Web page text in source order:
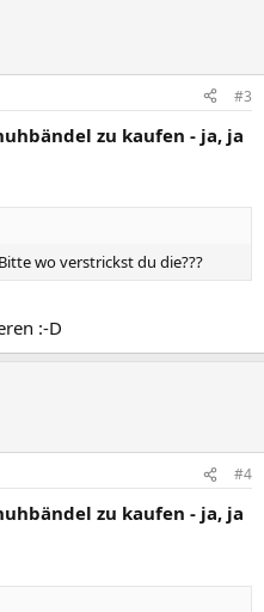
#3
zu kaufen - ja, ja
wo verstrickst du die???
:-D
#4
zu kaufen - ja, ja